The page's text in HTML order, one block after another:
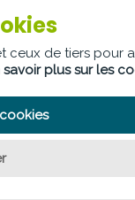
ceux de tiers pour
savoir plus sur les